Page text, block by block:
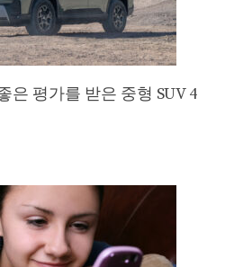
은 평가를 받은 중형 SUV 4